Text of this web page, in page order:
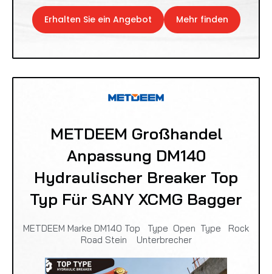
Erhalten Sie ein Angebot Mehr finden
METDEEM Großhandel
Anpassung DM140
Hydraulischer Breaker Top
Typ Für SANY XCMG Bagger
METDEEM Marke DM140 Top Type Open Type Rock
Road Stein Unterbrecher